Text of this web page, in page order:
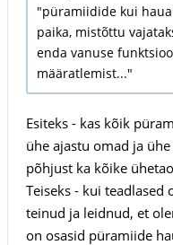
"püramiidide kui
paika, mistõttu
enda vanuse
määratlemist..."
Esiteks - kas kõik
ühe ajastu omad ja
põhjust ka kõike
Teiseks - kui
teinud ja leidnud, et
on osasid püramiide